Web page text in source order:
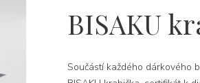
BISAKU
Součástí každého dárkového